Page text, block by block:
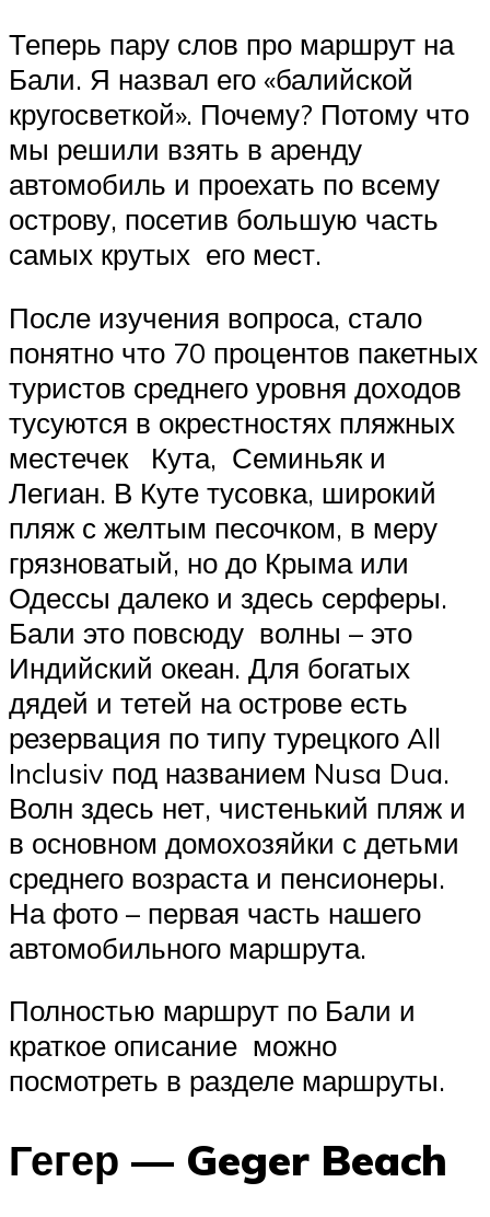
Теперь пару слов про маршрут на
Бали. Я назвал его «балийской
кругосветкой». Почему? Потому что
мы решили взять в аренду
автомобиль и проехать по всему
острову, посетив большую часть
самых крутых его мест.
После изучения вопроса, стало
понятно что 70 процентов пакетных
туристов среднего уровня доходов
тусуются в окрестностях пляжных
местечек Кута, Семиньяк и
Легиан. В Куте тусовка, широкий
пляж с желтым песочком, в меру
грязноватый, но до Крыма или
Одессы далеко и здесь серферы.
Бали это повсюду волны – это
Индийский океан. Для богатых
дядей и тетей на острове есть
резервация по типу турецкого All
Inclusiv под названием Nusa Dua.
Волн здесь нет, чистенький пляж и
в основном домохозяйки с детьми
среднего возраста и пенсионеры.
На фото – первая часть нашего
автомобильного маршрута.
Полностью маршрут по Бали и
краткое описание можно
посмотреть в разделе маршруты.
Гегер — Geger Beach